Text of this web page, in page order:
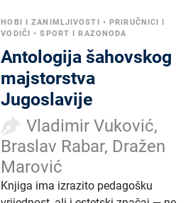
HOBI I ZANIMLJIVOSTI •PRIRUČNICI I
VODIČI •SPORT I RAZONODA
Antologija šahovskog
majstorstva
Jugoslavije
Vladimir Vuković,
Braslav Rabar, Dražen
Marović
Knjiga ima izrazito pedagošku